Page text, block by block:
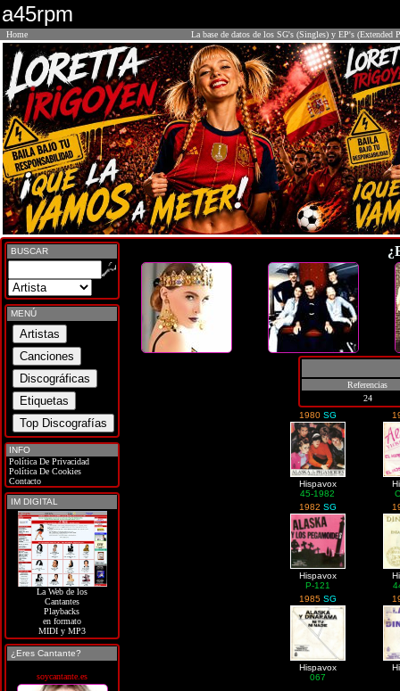
a45rpm
Home La base de datos de los SG's (Singles) y EP's (Extended
BUSCAR
MENÚ
INFO
Política De Privacidad
Política De Cookies
Contacto
IM DIGITAL
La Web de los
Cantantes
Playbacks
en formato
MIDI y MP3
¿Eres Cantante?
soycantante.es
Referencias
24
1980 SG
Hispavox
45-1982
1982 SG
Hispavox
P-121
1985 SG
Hispavox
067